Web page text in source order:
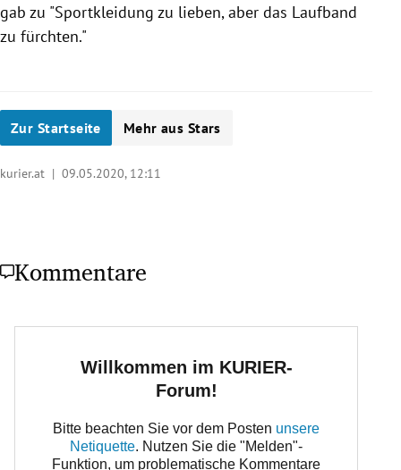
gab zu "Sportkleidung zu lieben, aber das Laufband
zu fürchten."
Zur Startseite Mehr aus Stars
kurier.at | 09.05.2020, 12:11
Kommentare